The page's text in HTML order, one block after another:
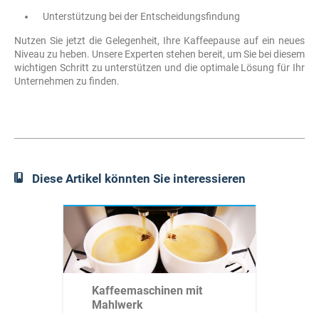
Unterstützung bei der Entscheidungsfindung
Nutzen Sie jetzt die Gelegenheit, Ihre Kaffeepause auf ein neues
Niveau zu heben. Unsere Experten stehen bereit, um Sie bei diesem
wichtigen Schritt zu unterstützen und die optimale Lösung für Ihr
Unternehmen zu finden.
Diese Artikel könnten Sie interessieren
Kaffeemaschinen mit
Mahlwerk